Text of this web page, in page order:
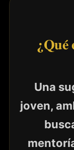
¿Qué
Una
joven,